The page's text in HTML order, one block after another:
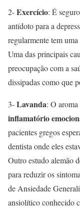
2-Exercício: É
antídoto para a
regularmente tem
Uma das principais
preocupação com a
dissipadas como que
3-Lavanda: O
inflamatório
pacientes gregos
dentista onde eles
Outro estudo alemão
para reduzir os
de Ansiedade
ansiolítico conhecido